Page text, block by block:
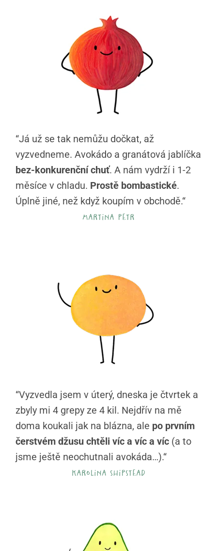
“Já už se tak nemůžu dočkat, až
vyzvedneme. Avokádo a granátová jablíčka
bez-konkurenční chuť. A nám vydrží i 1-2
měsíce v chladu. Prostě bombastické.
Úplně jiné, než když koupím v obchodě.“
martina petr
“Vyzvedla jsem v úterý, dneska je čtvrtek a
zbyly mi 4 grepy ze 4 kil. Nejdřív na mě
doma koukali jak na blázna, ale po prvním
čerstvém džusu chtěli víc a víc a víc (a to
jsme ještě neochutnali avokáda…).“
karolina shipstead